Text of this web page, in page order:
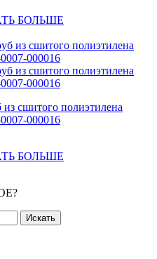
БОЛЬШЕ
сшитого полиэтилена
000016
БОЛЬШЕ